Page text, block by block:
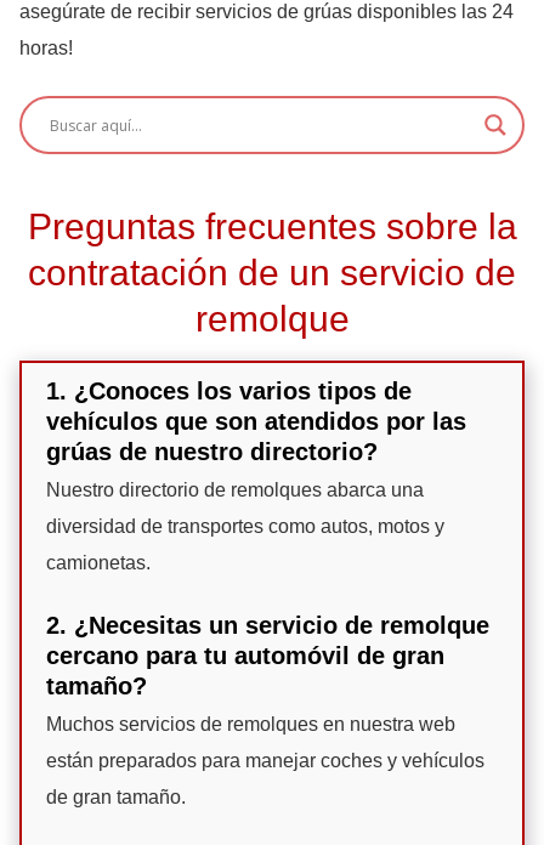
asegúrate de recibir servicios de grúas disponibles las 24
horas!
Preguntas frecuentes sobre la
contratación de un servicio de
remolque
1. ¿Conoces los varios tipos de
vehículos que son atendidos por las
grúas de nuestro directorio?
Nuestro directorio de remolques abarca una
diversidad de transportes como autos, motos y
camionetas.
2. ¿Necesitas un servicio de remolque
cercano para tu automóvil de gran
tamaño?
Muchos servicios de remolques en nuestra web
están preparados para manejar coches y vehículos
de gran tamaño.